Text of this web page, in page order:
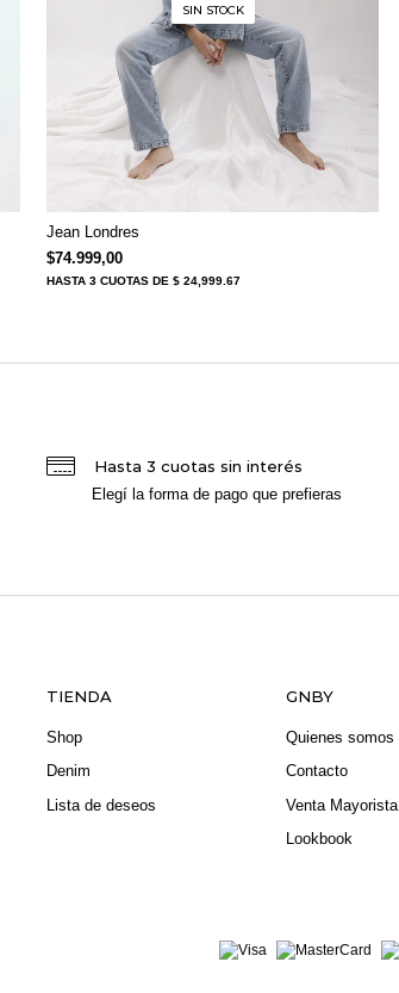
SIN STOCK
Jean Londres
$74.999,00
HASTA3 CUOTAS DE $ 24,999.67
Hasta 3 cuotas sin interés
Elegí la forma de pago que prefieras
TIENDA
Shop
Denim
Lista de deseos
GNBY
Quienes somos
Contacto
Venta Mayorista
Lookbook